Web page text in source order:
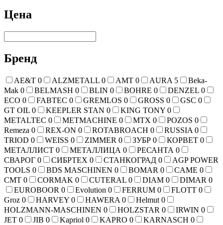
Цена
Бренд
AE&T 0 ALZMETALL 0 AMT 0 AURA 5
Beka-
Mak 0 BELMASH 0 BLIN 0 BOHRE 0 DENZEL 0
ECO 0 FABTEC 0 GREMLOS 0 GROSS 0 GSC 0
GT OIL 0 KEEPLER STAN 0 KING TONY 0
METALTEC 0 METMACHINE 0 MTX 0 POZOS 0
Remeza 0 REX-ON 0 ROTABROACH 0 RUSSIA 0
TRIOD 0 WEISS 0 ZIMMER 0 ЗУБР 0 КОРВЕТ 0
МЕТАЛЛИСТ 0 МЕТАЛЛИЦА 0 РЕСАНТА 0
СВАРОГ 0 СИБРТЕХ 0 СТАНКОГРАД 0
AGP POWER
TOOLS 0 BDS MASCHINEN 0 BOMAR 0 CAME 0
CMT 0 CORMAK 0 CUTERAL 0 DIAM 0 DIMAR 0
EUROBOOR 0 Evolution 0 FERRUM 0 FLOTT 0
Groz 0 HARVEY 0 HAWERA 0 Helmut 0
HOLZMANN-MASCHINEN 0 HOLZSTAR 0 IRWIN 0
JET 0 JIB 0 Kapriol 0 KAPRO 0 KARNASCH 0